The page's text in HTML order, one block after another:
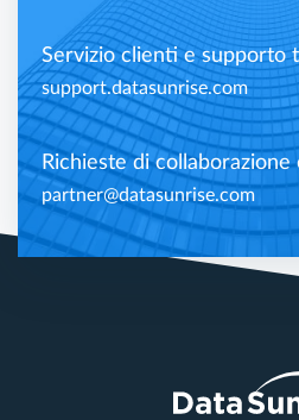
Servizio clienti e supporto
support.datasunrise.com
Richieste di collaborazione
partner@datasunrise.com